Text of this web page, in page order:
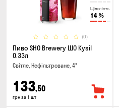
Щільність
14 %
(0)
Пиво SHO Brewery ШО Kysil
0.33л
Світле, Нефільтроване, 4°
133,50
грн за 1 шт